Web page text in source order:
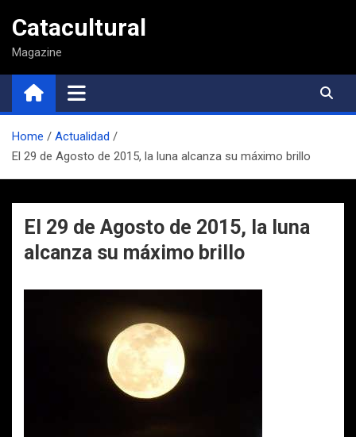
contenido
Catacultural
Magazine
Home
Actualidad
El 29 de Agosto de 2015, la luna alcanza su máximo brillo
El 29 de Agosto de 2015, la luna
alcanza su máximo brillo